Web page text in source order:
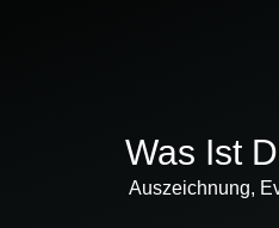
Was Ist
Auszeichnung,